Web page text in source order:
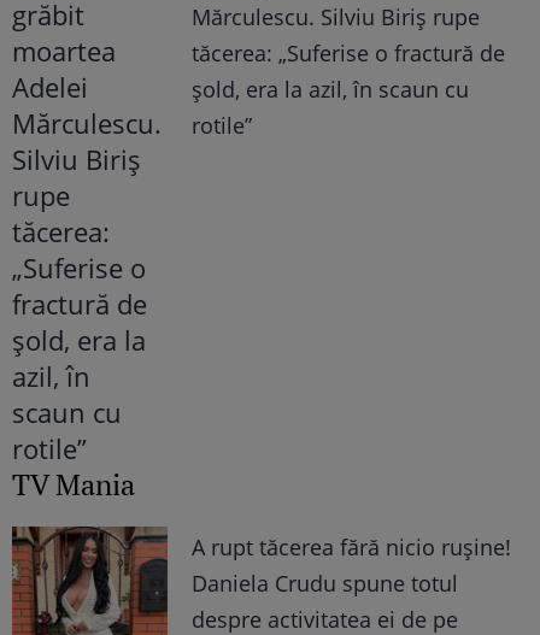
Mărculescu. Silviu Biriș rupe
tăcerea: „Suferise o fractură de
șold, era la azil, în scaun cu
rotile”
TV Mania
A rupt tăcerea fără nicio rușine!
Daniela Crudu spune totul
despre activitatea ei de pe